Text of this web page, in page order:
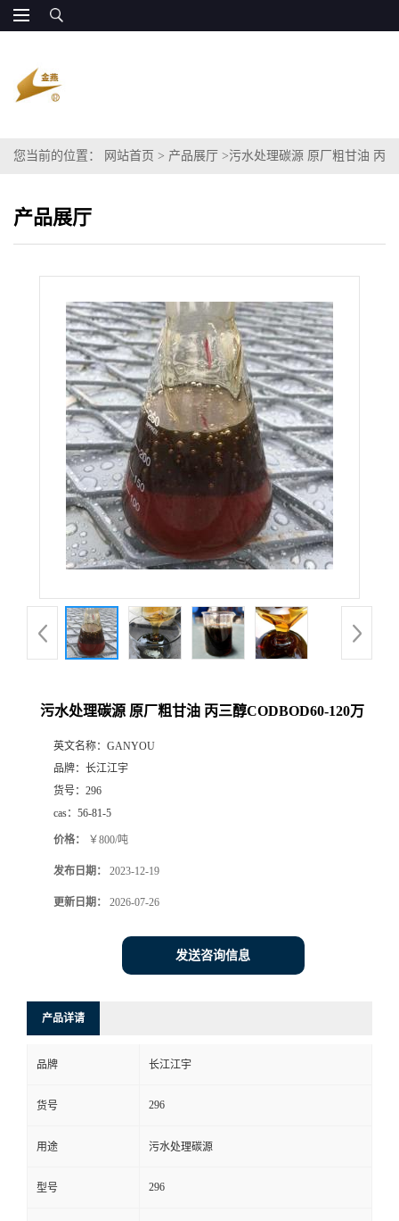
您当前的位置： 网站首页 > 产品展厅 >污水处理碳源 原厂粗甘油 丙
产品展厅
污水处理碳源 原厂粗甘油 丙三醇CODBOD60-120万
英文名称： GANYOU
品牌： 长江江宇
货号： 296
cas： 56-81-5
价格： ￥800/吨
发布日期： 2023-12-19
更新日期： 2026-07-26
发送咨询信息
产品详请
品牌 长江江宇
货号 296
用途 污水处理碳源
型号 296